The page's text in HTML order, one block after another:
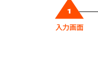
1
入力画面